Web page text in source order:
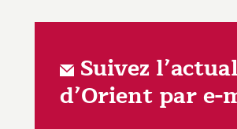
Suivez
d’Orient par e-